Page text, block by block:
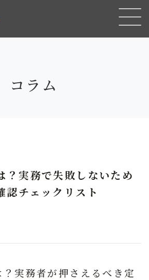
コラム
？実務で失敗しないため
認チェックリスト
実務者が押さえるべき定